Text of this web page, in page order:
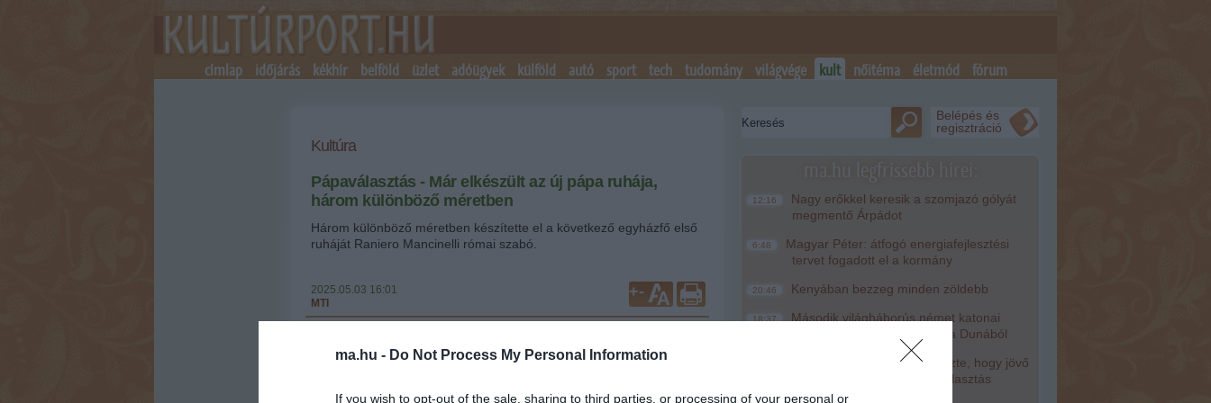
ma.hu - Do Not Process My Personal Information
If you wish to opt-out of the sale, sharing to third parties, or processing of your personal or
címlap időjárás kékhír belföld üzlet adóügyek külföld autó sport tech tudomány világvége kult nőitéma életmód fórum
Kultúra
Pápaválasztás - Már elkészült az új pápa ruhája,
három különböző méretben
Három különböző méretben készítette el a következő egyházfő első
ruháját Raniero Mancinelli római szabó.
2025.05.03 16:01
MTI
+-
így különböző nagyságú, ötvenes, ötvennégyes és ötvennyolcas
méretű reverendákat varrt a leendő egyházfőnek a Vatikánhoz közeli
Belépés és
regisztráció
ma.hu legfrissebb hírei:
12:16
Nagy erőkkel keresik a szomjazó gólyát
megmentő Árpádot
6:48
Magyar Péter: átfogó energiafejlesztési
tervet fogadott el a kormány
20:46 Kenyában bezzeg minden zöldebb
18:37
Második világháborús német katonai
motorkerékpár bukkant elő a Dunából
A Tisza-frakció kezdeményezte, hogy jövő
kedden legyen az államfőválasztás